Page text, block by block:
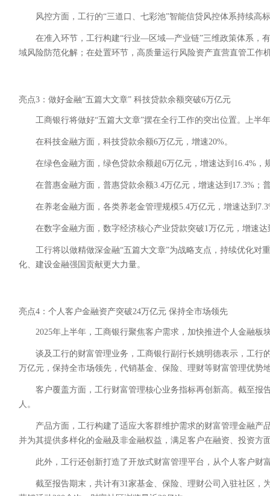
风控方面，工行的“三道口、七彩池”智能信贷风控体系持续高
在准入环节，工行构建“行业—区域—产业链”三维政策体系，
域风险防范化解；在处置环节，高质量运行风险资产直营直管工作
亮点3：做好金融“五篇大文章” 科技贷款余额突破6万亿元
工商银行将做好“五篇大文章”摆在全行工作的突出位置。上半
在科技金融方面，科技贷款余额6万亿元，增速20%。
在绿色金融方面，绿色贷款余额超6万亿元，增速达到16.4%，
在普惠金融方面，普惠贷款余额3.4万亿元，增速达到17.3%；
在养老金融方面，各类养老金管理规模5.4万亿元，增速达到
在数字金融方面，数字经济核心产业贷款突破1万亿元，增速
工行将以做精做深金融“五篇大文章”为战略支点，持续优化
化、建设金融强国贡献更大力量。
亮点4：个人客户金融资产突破24万亿元 保持全市场领先
2025年上半年，工商银行聚焦客户需求，加快推进个人金融
谈及工行的财富管理业务，工商银行副行长姚明德表示，工行
万亿元，保持全市场领先，代销基金、保险、理财等财富管理优
客户覆盖方面，工行财富管理核心业务指标再创新高。截至报
人。
产品方面，工行构建了适应大客群维护需求的财富管理金融
并为其提供多样化的金融及非金融权益，满足客户在融资、投资方
此外，工行还创新打造了开放式财富管理平台，从个人客户财
截至报告期末，共计有31家基金、保险、理财公司入驻社区